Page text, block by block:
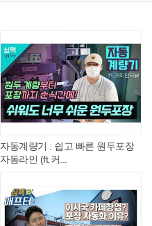
자동계량기 : 쉽고 빠른 원두포장
자동라인 (ft.커...